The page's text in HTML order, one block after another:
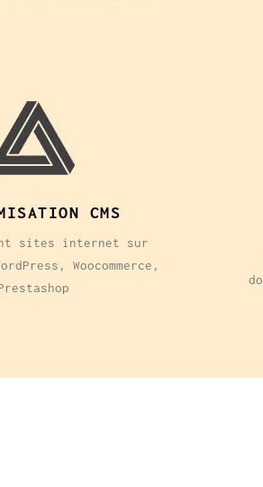
CMS
sites internet sur
Woocommerce,